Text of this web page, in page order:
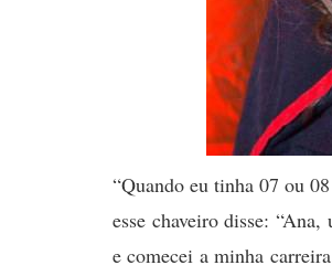
“Quando eu tinha 07 ou
esse chaveiro disse:
e comecei a minha